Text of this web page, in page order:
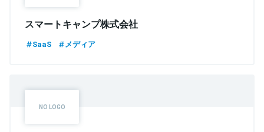
スマートキャンプ株式会社
SaaS メディア